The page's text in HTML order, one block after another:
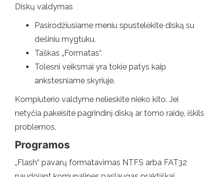
Diskų valdymas
Pasirodžiusiame meniu spustelėkite diską su
dešiniu mygtuku.
Taškas „Formatas“.
Tolesni veiksmai yra tokie patys kaip
ankstesniame skyriuje.
Kompiuterio valdyme nelieskite nieko kito. Jei
netyčia pakeisite pagrindinį diską ar tomo raidę, iškils
problemos.
Programos
„Flash“ pavarų formatavimas NTFS arba FAT32